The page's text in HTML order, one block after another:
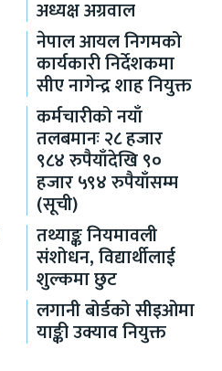
अध्यक्ष अग्रवाल
नेपाल आयल निगमको
कार्यकारी निर्देशकमा
सीए नागेन्द्र शाह नियुक्त
कर्मचारीको नयाँ
तलबमानः २८ हजार
९८४ रुपैयाँदेखि ९०
हजार ५९४ रुपैयाँसम्म
(सूची)
तथ्याङ्क नियमावली
संशोधन, विद्यार्थीलाई
शुल्कमा छुट
लगानी बोर्डको सीइओमा
याङ्की उक्याव नियुक्त